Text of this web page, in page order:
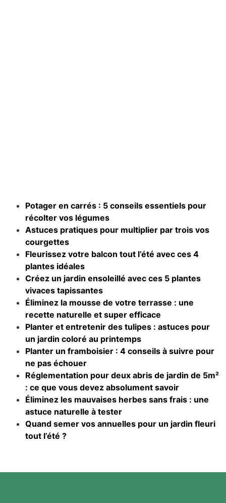
Potager en carrés : 5 conseils essentiels pour
récolter vos légumes
Astuces pratiques pour multiplier par trois vos
courgettes
Fleurissez votre balcon tout l’été avec ces 4
plantes idéales
Créez un jardin ensoleillé avec ces 5 plantes
vivaces tapissantes
Éliminez la mousse de votre terrasse : une
recette naturelle et super efficace
Planter et entretenir des tulipes : astuces pour
un jardin coloré au printemps
Planter un framboisier : 4 conseils à suivre pour
ne pas échouer
Réglementation pour deux abris de jardin de 5m²
: ce que vous devez absolument savoir
Éliminez les mauvaises herbes sans frais : une
astuce naturelle à tester
Quand semer vos annuelles pour un jardin fleuri
tout l’été ?